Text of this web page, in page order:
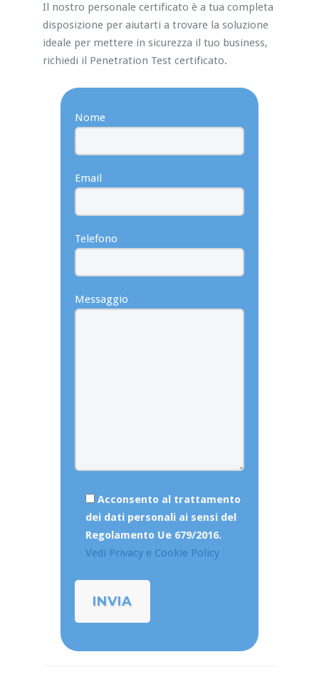
Il nostro personale certificato è a tua completa
disposizione per aiutarti a trovare la soluzione
ideale per mettere in sicurezza il tuo business,
richiedi il Penetration Test certificato.
Nome
Email
Telefono
Messaggio
Acconsento al trattamento
dei dati personali ai sensi del
Regolamento Ue 679/2016.
Vedi Privacy e Cookie Policy